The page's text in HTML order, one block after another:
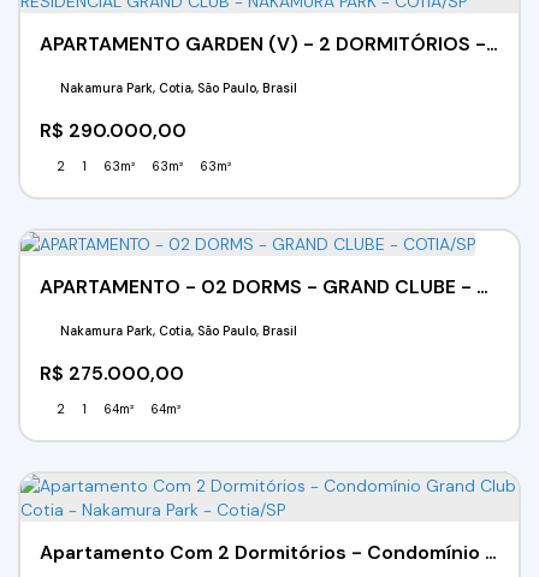
APARTAMENTO GARDEN (V) - 2 DORMITÓRIOS - CONDOMÍNIO RESIDENCIAL GRAND CLUB - NAKAMURA PARK - COTIA/SP
R$ 290.000,00
Nakamura Park, Cotia, São Paulo, Brasil
2 1 63m² 63m² 63m²
APARTAMENTO - 02 DORMS - GRAND CLUBE - COTIA/SP
R$ 275.000,00
Nakamura Park, Cotia, São Paulo, Brasil
2 1 64m² 64m²
Apartamento Com 2 Dormitórios - Condomínio Grand Club Cotia - Nakamura Park - Cotia/SP